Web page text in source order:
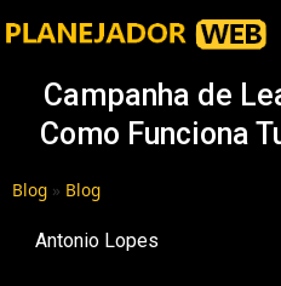
Campanha de
Como Funciona
Blog » Blog
Antonio Lopes